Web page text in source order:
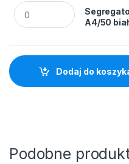
Segregator Esselte Eko
A4/50
Dodaj do
Podobne